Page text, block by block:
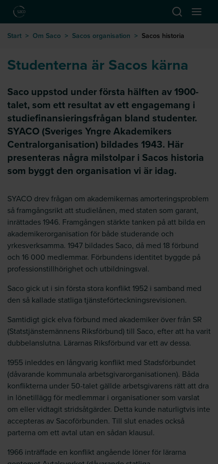
Hoppa till huvudinnehåll Öppna
Start > Om Saco > Sacos organisation > Sacos historia
Studenterna är Sacos kärna
Saco uppstod under första hälften av 1900-
talet, som ett resultat av ett engagemang i
studiefinansieringsfrågan bland studenter.
SYACO (Sveriges Yngre Akademikers
Centralorganisation) bildades 1943. Här
presenteras några milstolpar i Sacos historia
som byggt den organisation vi är idag.
SYACO drev frågan om akademikernas amorteringsproblem
så framgångsrikt att studielånen, med staten som garant,
inrättades 1946. Framgången stärkte tanken på att bilda en
akademikerorganisation för både studerande och
yrkesverksamma. 1947 bildades Saco, då med 18 förbund
och 16 000 medlemmar. Förbundens identitet byggde på
professionstillhörighet och utbildningsval.
Saco gick ut i sin första stora konflikt 1952 i samband med
den så kallade statliga tjänsteförteckningsrevisionen.
Samtidigt gick elva förbund med akademiker över från SR
(Statstjänstemännens Riksförbund) till Saco, efter att ha varit
dubbelanslutna. Lärarnas Riksförbund var ett av dessa.
1955 inleddes en långvarig konflikt med Stadsförbundet
(dåvarande kommunala arbetsgivarorganisationen). Båda
konflikterna under 50-talet gällde arbetsgivarens rätt att dra
in lönetillägg för medlemmar i organisationer som varslat
om eller vidtagit stridsåtgärder. Detta kunde naturligtvis inte
accepteras av Sacoförbunden. Till slut enades också
parterna om ett avtal utan en sådan klausul.
1966 inträffade en konflikt angående löner för lärarna